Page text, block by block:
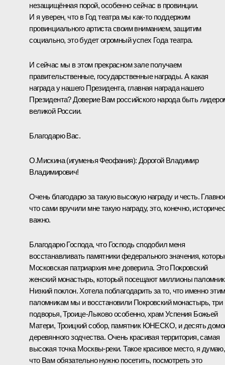
незащищённая порой, особенно сейчас в провинции.
И я уверен, что в Год театра мы как‑то поддержим
провинциального артиста своим вниманием, защитим
социально, это будет огромный успех Года театра.
И сейчас мы в этом прекрасном зале получаем
правительственные, государственные награды. А какая
награда у нашего Президента, главная награда нашего
Президента? Доверие Вам российского народа быть
великой России.
Благодарю Вас.
О.Мискина(игуменья Феофания): Дорогой Владимир
Владимирович!
Очень благодарю за такую высокую награду и честь.
что сами вручили мне такую награду, это, конечно,
важно.
Благодарю Господа, что Господь сподобил меня
восстанавливать памятники федерального значения,
Московская патриархия мне доверила. Это Покровский
женский монастырь, который посещают миллионы
Низкий поклон. Хотела поблагодарить за то, что именно этим
паломникам мы и восстановили Покровский монастырь, три
подворья, Троице-Лыково особенно, храм Успения Божьей
Матери, Троицкий собор, памятник ЮНЕСКО, и десять
деревянного зодчества. Очень красивая территория, самая
высокая точка Москвы-реки. Такое красивое место, я думаю,
что Вам обязательно нужно посетить, посмотреть это